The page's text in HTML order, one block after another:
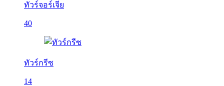
ทัวร์จอร์เจีย
40
ทัวร์กรีซ
14